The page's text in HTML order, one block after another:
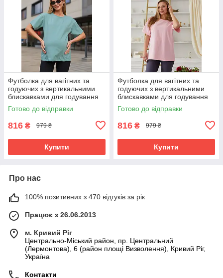
Футболка для вагітних та
годуючих з вертикальними
блискавками для годування
Ankara S-M Lullababe
оливковий
Готово до відправки
816 ₴ 979 ₴
Купити
Футболка для вагітних та
годуючих з вертикальними
блискавками для годування
Ankara S-M Lullababe
рожевий
Готово до відправки
816 ₴ 979 ₴
Купити
Про нас
100% позитивних з 470 відгуків за рік
Працює з 26.06.2013
м. Кривий Ріг
Центрально-Міський район, пр. Центральний
(Лермонтова), 6 (район площі Визволення), Кривий Ріг,
Україна
Контакти